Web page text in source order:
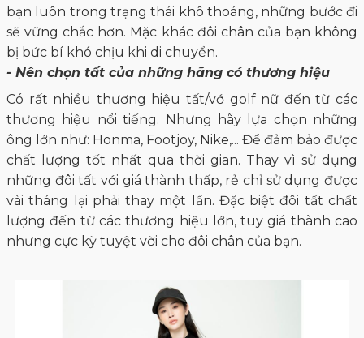
bạn luôn trong trạng thái khô thoáng, những bước đi
sẽ vững chắc hơn. Mặc khác đôi chân của bạn không
bị bức bí khó chịu khi di chuyển.
- Nên chọn tất của những hãng có thương hiệu
Có rất nhiều thương hiệu tất/vớ golf nữ đến từ các
thương hiệu nổi tiếng. Nhưng hãy lựa chọn những
ông lớn như: Honma, Footjoy, Nike,... Để đảm bảo được
chất lượng tốt nhất qua thời gian. Thay vì sử dụng
những đôi tất với giá thành thấp, rẻ chỉ sử dụng được
vài tháng lại phải thay một lần. Đặc biệt đôi tất chất
lượng đến từ các thương hiệu lớn, tuy giá thành cao
nhưng cực kỳ tuyệt vời cho đôi chân của bạn.